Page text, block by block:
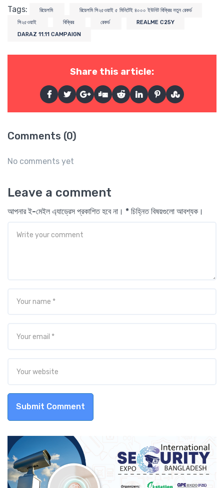
Tags: রিয়েলমি
রিয়েলমি সি২৫ওয়াই ৫ মিনিটেই ৪০০০ ইউনিট বিক্রির নতুন রেকর্ড
সি২৫ওয়াই
বিক্রির রেকর্ড
REALME C25Y
DARAZ 11.11 CAMPAIGN
Share this article:
Comments (0)
No comments yet
Leave a comment
আপনার ই-মেইল এ্যাড্রেস প্রকাশিত হবে না। * চিহ্নিত বিষয়গুলো আবশ্যক।
Submit Comment